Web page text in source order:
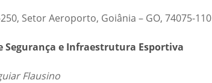
Setor Aeroporto, Goiânia – GO, 74075-110
Segurança e Infraestrutura Esportiva
Flausino